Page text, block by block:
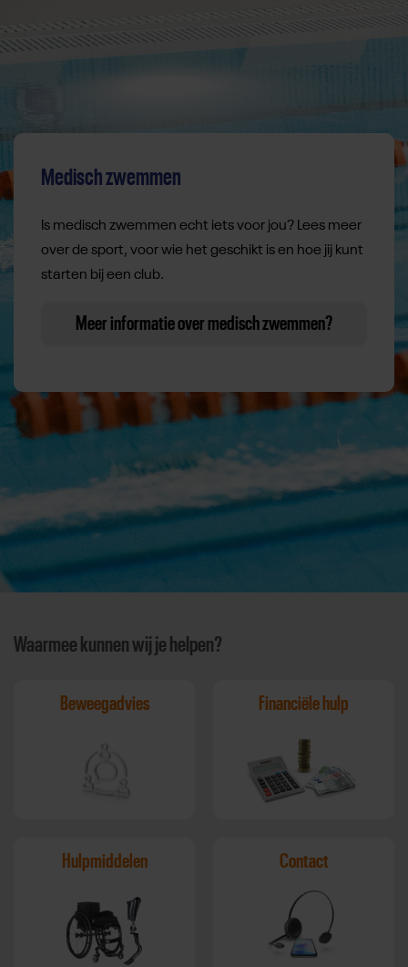
Medisch zwemmen
Is medisch zwemmen echt iets voor jou? Lees meer
over de sport, voor wie het geschikt is en hoe jij kunt
starten bij een club.
Meer informatie over medisch zwemmen?
Waarmee kunnen wij je helpen?
Beweegadvies Financiële hulp
Hulpmiddelen Contact